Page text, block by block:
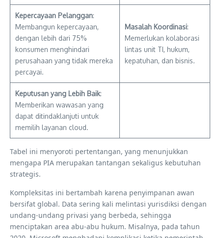
Kepercayaan Pelanggan:
Membangun kepercayaan,
dengan lebih dari 75%
konsumen menghindari
perusahaan yang tidak mereka
percayai.
Masalah Koordinasi:
Memerlukan kolaborasi
lintas unit TI, hukum,
kepatuhan, dan bisnis.
Keputusan yang Lebih Baik:
Memberikan wawasan yang
dapat ditindaklanjuti untuk
memilih layanan cloud.
Tabel ini menyoroti pertentangan, yang menunjukkan
mengapa PIA merupakan tantangan sekaligus kebutuhan
strategis.
Kompleksitas ini bertambah karena penyimpanan awan
bersifat global. Data sering kali melintasi yurisdiksi dengan
undang-undang privasi yang berbeda, sehingga
menciptakan area abu-abu hukum. Misalnya, pada tahun